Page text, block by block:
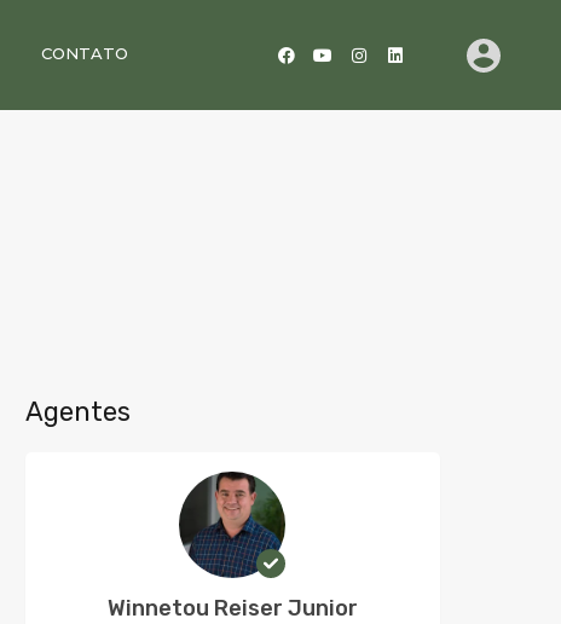
CONTATO
Agentes
Winnetou Reiser Junior